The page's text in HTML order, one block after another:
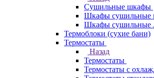
Сушильные шкафы
Шкафы сушильные
Шкафы сушильные
Термоблоки (сухие бани)
Термостаты
Назад
Термостаты
Термостаты с